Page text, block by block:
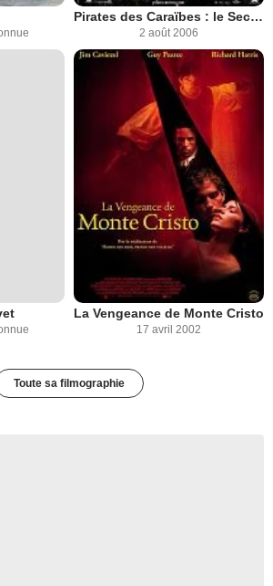
Pirates des Caraïbes : le Secret du Coffre Maudit
2 août 2006
La Vengeance de Monte Cristo
17 avril 2002
Toute sa filmographie